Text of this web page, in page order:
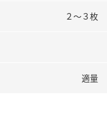
２～３枚
適量